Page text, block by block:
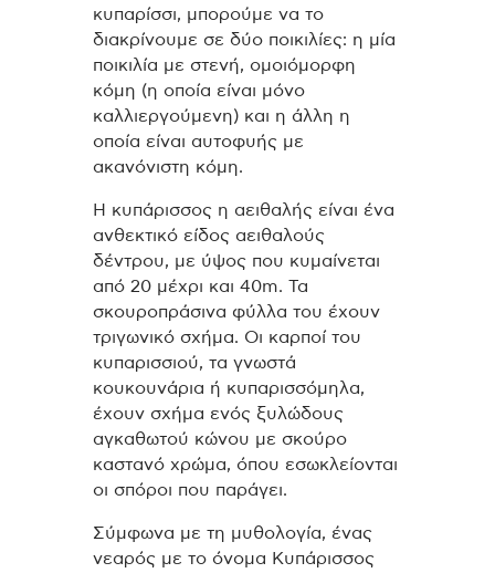
κυπαρίσσι, μπορούμε να το
διακρίνουμε σε δύο ποικιλίες: η μία
ποικιλία με στενή, ομοιόμορφη
κόμη (η οποία είναι μόνο
καλλιεργούμενη) και η άλλη η
οποία είναι αυτοφυής με
ακανόνιστη κόμη.
Η κυπάρισσος η αειθαλής είναι ένα
ανθεκτικό είδος αειθαλούς
δέντρου, με ύψος που κυμαίνεται
από 20 μέχρι και 40m. Τα
σκουροπράσινα φύλλα του έχουν
τριγωνικό σχήμα. Οι καρποί του
κυπαρισσιού, τα γνωστά
κουκουνάρια ή κυπαρισσόμηλα,
έχουν σχήμα ενός ξυλώδους
αγκαθωτού κώνου με σκούρο
καστανό χρώμα, όπου εσωκλείονται
οι σπόροι που παράγει.
Σύμφωνα με τη μυθολογία, ένας
νεαρός με το όνομα Κυπάρισσος